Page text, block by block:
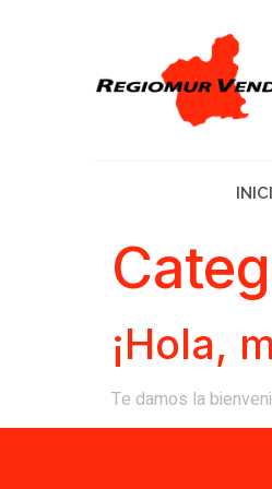
¡Hola,
Te damos la